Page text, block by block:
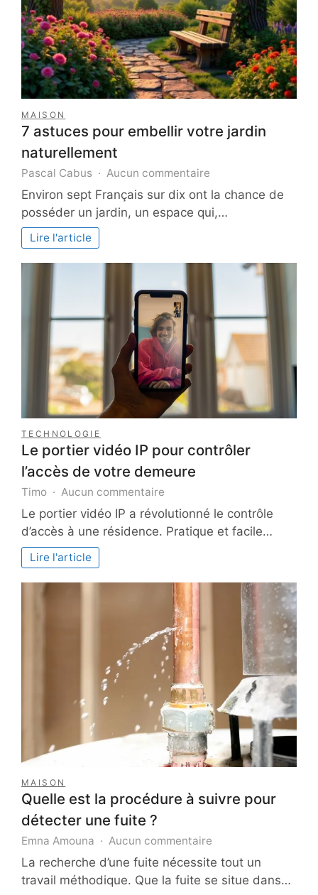
MAISON
7 astuces pour embellir votre jardin
naturellement
Pascal Cabus Aucun commentaire
7
astuces
pour
jardin
naturellement
Environ sept Français sur dix ont la chance de
posséder un jardin, un espace qui,…
Lire l'article
TECHNOLOGIE
Le portier vidéo IP pour contrôler
l’accès de votre demeure
Timo Aucun commentaire
Le
vidéo
contrôler
l’accès
de
votre
demeure
Le portier vidéo IP a révolutionné le contrôle
d’accès à une résidence. Pratique et facile…
Lire l'article
MAISON
Quelle est la procédure à suivre pour
détecter une fuite ?
Emna Amouna Aucun commentaire
Quelle
est
la
La recherche d’une fuite nécessite tout un
travail méthodique. Que la fuite se situe dans…